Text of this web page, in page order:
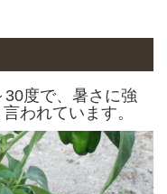
度で、暑さに強
われています。